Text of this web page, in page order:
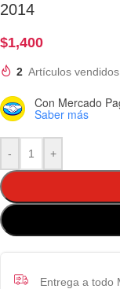
2014
$1,400
2 Artículos
Con Mercado
Saber más
- +
Entrega a